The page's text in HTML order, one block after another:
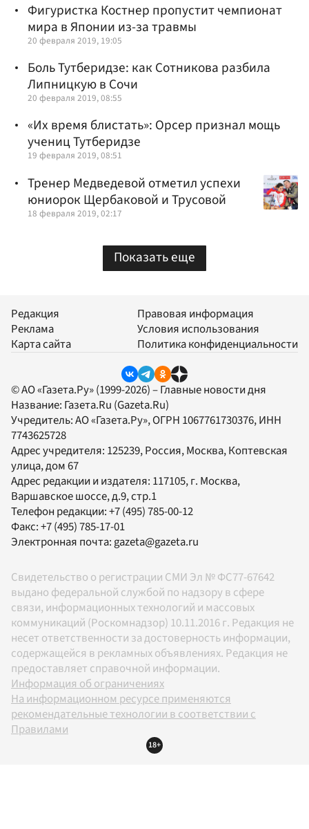
Фигуристка Костнер пропустит чемпионат
мира в Японии из-за травмы
20 февраля 2019, 19:05
Боль Тутберидзе: как Сотникова разбила
Липницкую в Сочи
20 февраля 2019, 08:55
«Их время блистать»: Орсер признал мощь
учениц Тутберидзе
19 февраля 2019, 08:51
Тренер Медведевой отметил успехи
юниорок Щербаковой и Трусовой
18 февраля 2019, 02:17
Показать еще
Редакция
Реклама
Карта сайта
Правовая информация
Условия использования
Политика конфиденциальности
© АО «Газета.Ру» (1999-2026) – Главные новости дня
Название: Газета.Ru (Gazeta.Ru)
Учредитель:АО «Газета.Ру», ОГРН 1067761730376, ИНН
7743625728
Адрес учредителя: 125239, Россия, Москва, Коптевская
улица, дом 67
Адрес редакции и издателя: 117105, г. Москва,
Варшавское шоссе, д.9, стр.1
Телефон редакции:+7 (495) 785-00-12
Факс:+7 (495) 785-17-01
Электронная почта:gazeta@gazeta.ru
Свидетельство о регистрации СМИ Эл № ФС77-67642
выдано федеральной службой по надзору в сфере
связи, информационных технологий и массовых
коммуникаций (Роскомнадзор) 10.11.2016 г. Редакция не
несет ответственности за достоверность информации,
содержащейся в рекламных объявлениях. Редакция не
предоставляет справочной информации.
Информация об ограничениях
На информационном ресурсе применяются
рекомендательные технологии в соответствии с
Правилами
18+